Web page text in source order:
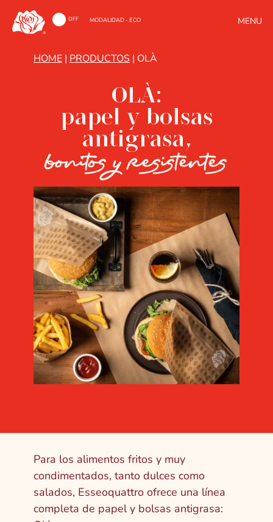
ON OFF MODALIDAD - ECO
HOME | PRODUCTOS | OLÀ
OLÀ:
papel y bolsas
antigrasa,
bonitos y resistentes
Para los alimentos fritos y muy
condimentados, tanto dulces como
salados, Esseoquattro ofrece una línea
completa de papel y bolsas antigrasa: